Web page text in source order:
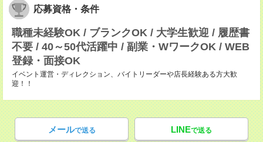
応募資格・条件
職種未経験OK / ブランクOK / 大学生歓迎 / 履歴書
不要 / 40～50代活躍中 / 副業・WワークOK / WEB
登録・面接OK
イベント運営・ディレクション、バイトリーダーや店長経験ある方大歓
迎！！
メールで送る LINEで送る